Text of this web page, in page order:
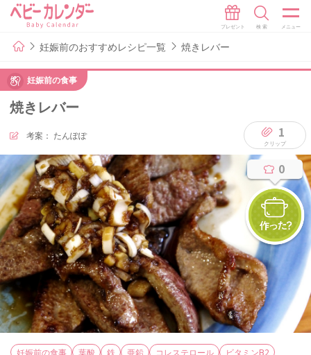
妊娠前のおすすめレシピ一覧 焼きレバー
妊娠前の食事
焼きレバー
考案： たんぽぽ 1
0
妊娠前の食事 葉酸 鉄 亜鉛 コレステロール
ビタミンB2